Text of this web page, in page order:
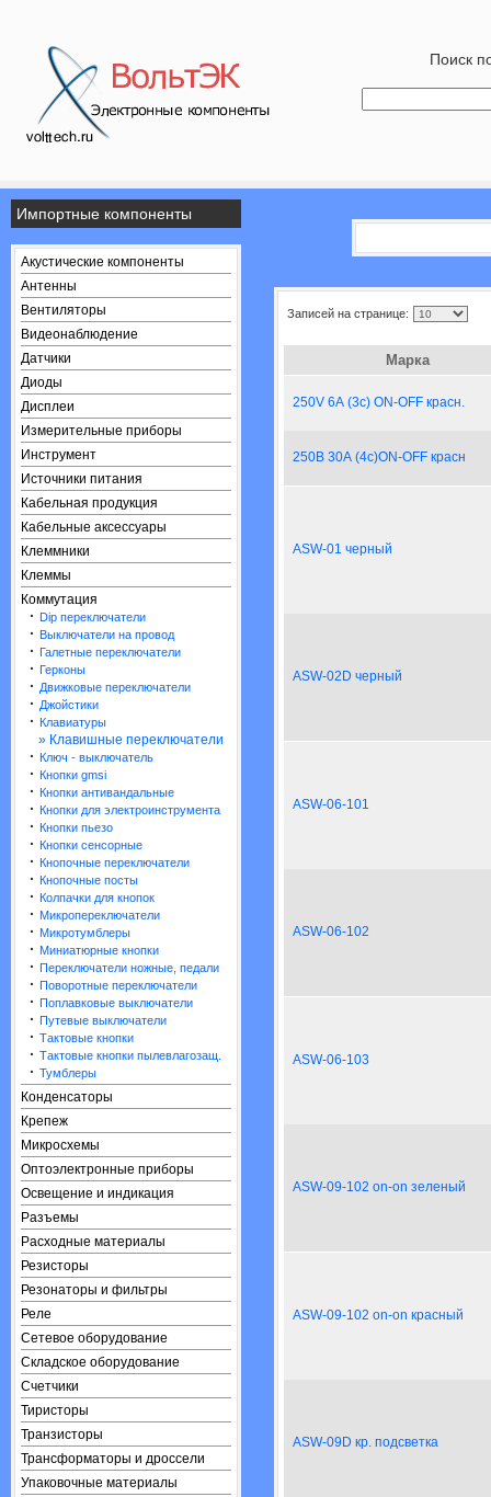
Поиск
Импортные компоненты
Акустические компоненты
Антенны
Вентиляторы
Видеонаблюдение
Датчики
Диоды
Дисплеи
Измерительные приборы
Инструмент
Источники питания
Кабельная продукция
Кабельные аксессуары
Клеммники
Клеммы
Коммутация
· Dip переключатели
· Выключатели на провод
· Галетные переключатели
· Герконы
· Движковые переключатели
· Джойстики
· Клавиатуры
» Клавишные переключатели
· Ключ - выключатель
· Кнопки gmsi
· Кнопки антивандальные
· Кнопки для электроинструмента
· Кнопки пьезо
· Кнопки сенсорные
· Кнопочные переключатели
· Кнопочные посты
· Колпачки для кнопок
· Микропереключатели
· Микротумблеры
· Миниатюрные кнопки
· Переключатели ножные, педали
· Поворотные переключатели
· Поплавковые выключатели
· Путевые выключатели
· Тактовые кнопки
· Тактовые кнопки пылевлагозащ.
· Тумблеры
Конденсаторы
Крепеж
Микросхемы
Оптоэлектронные приборы
Освещение и индикация
Разъемы
Расходные материалы
Резисторы
Резонаторы и фильтры
Реле
Сетевое оборудование
Складское оборудование
Счетчики
Тиристоры
Транзисторы
Трансформаторы и дроссели
Упаковочные материалы
Записей на странице:
Марка
250V 6А (3с) ON-OFF красн.
250В 30А (4с)ON-OFF красн
ASW-01 черный
ASW-02D черный
ASW-06-101
ASW-06-102
ASW-06-103
ASW-09-102 on-on зеленый
ASW-09-102 on-on красный
ASW-09D кр. подсветка